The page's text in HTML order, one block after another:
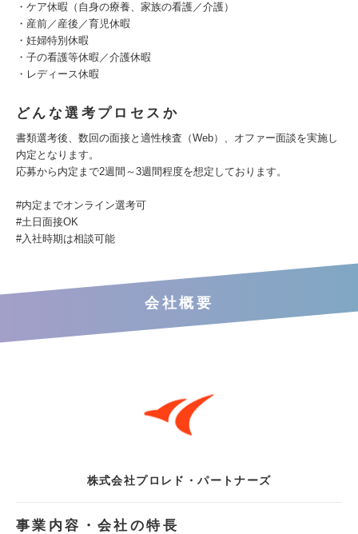
・ケア休暇（自身の療養、家族の看護／介護）
・産前／産後／育児休暇
・妊婦特別休暇
・子の看護等休暇／介護休暇
・レディース休暇
どんな選考プロセスか
書類選考後、数回の面接と適性検査（Web）、オファー面談を実施し
内定となります。
応募から内定まで2週間～3週間程度を想定しております。
#内定までオンライン選考可
#土日面接OK
#入社時期は相談可能
会社概要
株式会社プロレド・パートナーズ
事業内容・会社の特長